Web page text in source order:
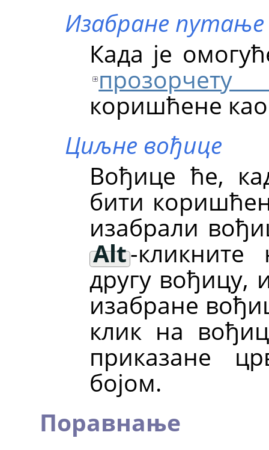
Изабране путање
Када је
коришћене
Циљне вођице
Вођице ће,
бити
изабрали
Alt-
другу вођицу,
изабране
клик на
приказане
бојом.
Поравнање